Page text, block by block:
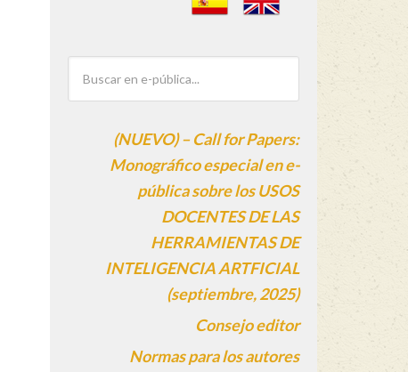
(NUEVO) – Call for Papers:
Monográfico especial en e-
pública sobre los USOS
DOCENTES DE LAS
HERRAMIENTAS DE
INTELIGENCIA ARTFICIAL
(septiembre, 2025)
Consejo editor
Normas para los autores